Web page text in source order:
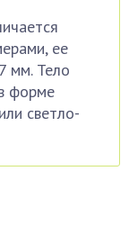
ее
мм. Тело
форме
светло-